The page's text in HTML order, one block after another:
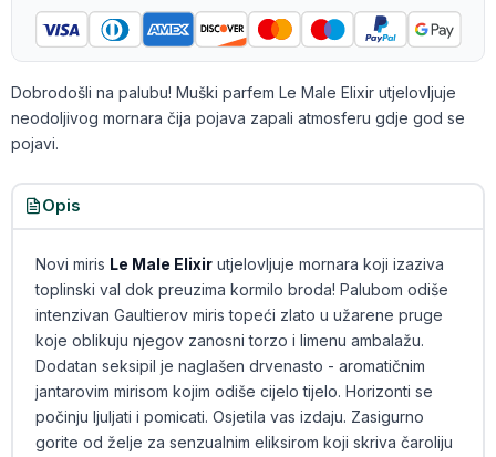
Dobrodošli na palubu! Muški parfem Le Male Elixir utjelovljuje
neodoljivog mornara čija pojava zapali atmosferu gdje god se
pojavi.
Opis
Novi miris Le Male Elixirutjelovljuje mornara koji izaziva
toplinski val dok preuzima kormilo broda! Palubom odiše
intenzivan Gaultierov miris topeći zlato u užarene pruge
koje oblikuju njegov zanosni torzo i limenu ambalažu.
Dodatan seksipil je naglašen drvenasto - aromatičnim
jantarovim mirisom kojim odiše cijelo tijelo. Horizonti se
počinju ljuljati i pomicati. Osjetila vas izdaju. Zasigurno
gorite od želje za senzualnim eliksirom koji skriva čaroliju